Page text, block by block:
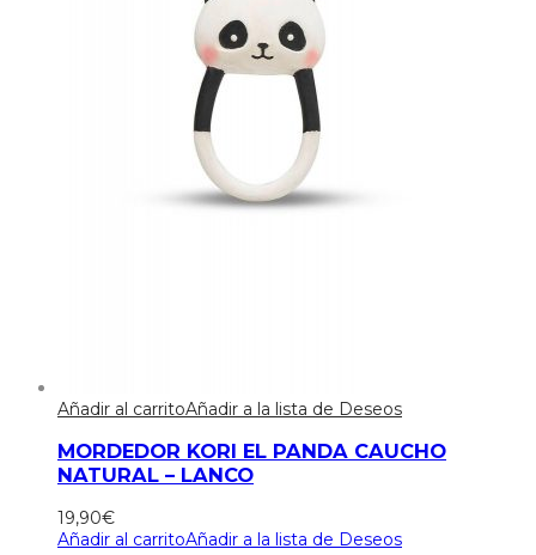
Añadir al carritoAñadir a la lista de Deseos
MORDEDOR KORI EL PANDA CAUCHO
NATURAL – LANCO
19,90€
Añadir al carritoAñadir a la lista de Deseos